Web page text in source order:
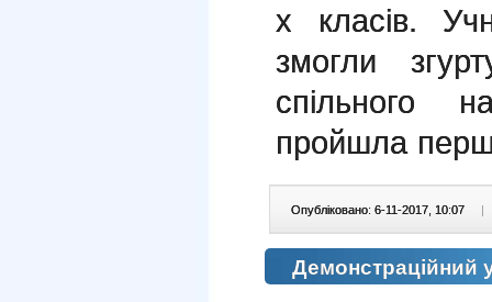
х класів.
змогли
спільного
пройшла
Опубліковано: 6-11-2017, 10:07 |